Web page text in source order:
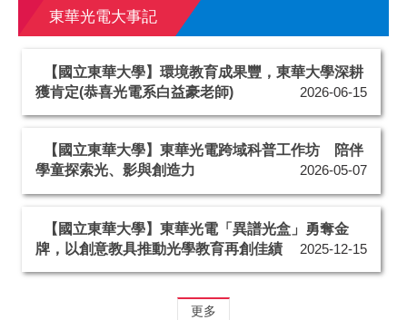
東華光電大事記
【國立東華大學】環境教育成果豐，東華大學深耕
獲肯定(恭喜光電系白益豪老師)
2026-06-15
【國立東華大學】東華光電跨域科普工作坊 陪伴
學童探索光、影與創造力
2026-05-07
【國立東華大學】東華光電「異譜光盒」勇奪金
牌，以創意教具推動光學教育再創佳績
2025-12-15
更多